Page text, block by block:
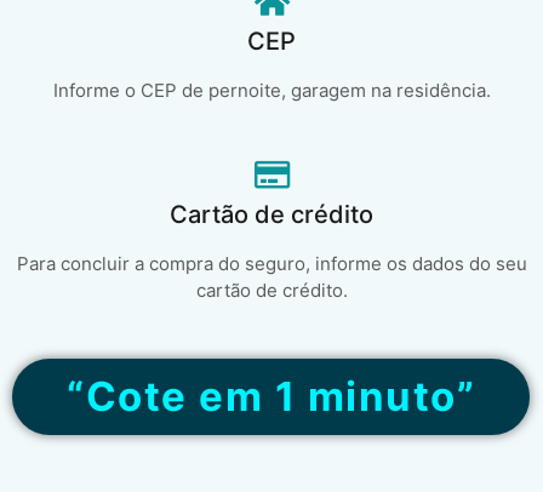
CEP
Informe o CEP de pernoite, garagem na residência.
Cartão de crédito
Para concluir a compra do seguro, informe os dados do seu
cartão de crédito.
“Cote em 1 minuto”